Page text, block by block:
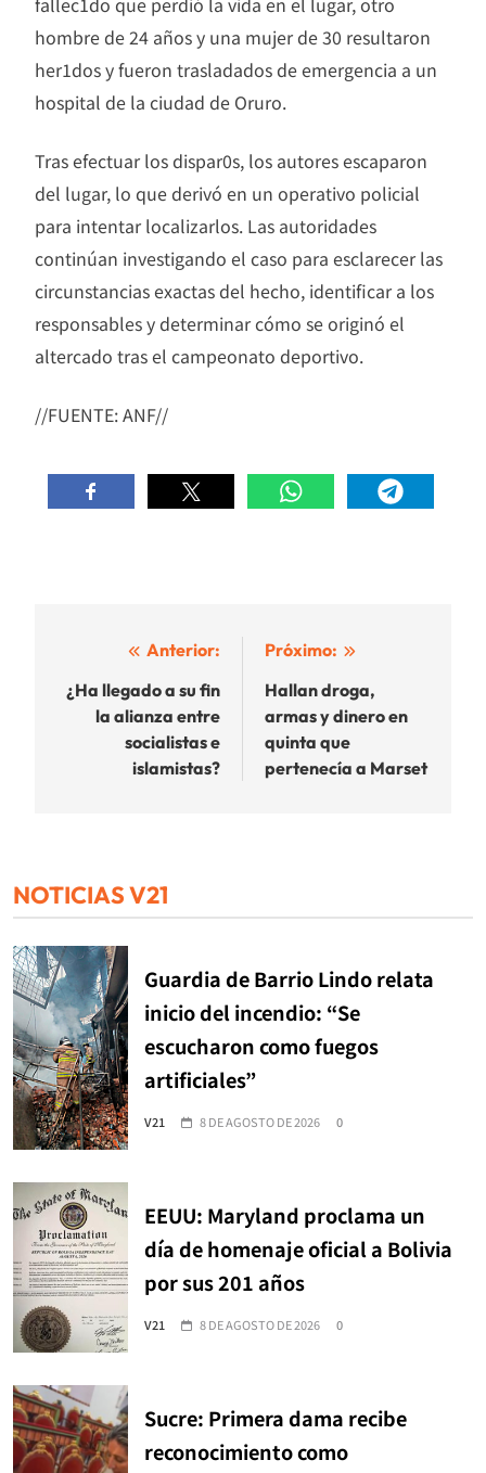
hombre de 24 años y una mujer de 30 resultaron
her1dos y fueron trasladados de emergencia a un
hospital de la ciudad de Oruro.
Tras efectuar los dispar0s, los autores escaparon
del lugar, lo que derivó en un operativo policial
para intentar localizarlos. Las autoridades
continúan investigando el caso para esclarecer las
circunstancias exactas del hecho, identificar a los
responsables y determinar cómo se originó el
altercado tras el campeonato deportivo.
//FUENTE: ANF//
Navegación
de
entradas
Anterior:
¿Ha llegado a su fin
la alianza entre
socialistas e
islamistas?
Próximo:
Hallan droga,
armas y dinero en
quinta que
pertenecía a Marset
NOTICIAS V21
Guardia de Barrio Lindo relata
inicio del incendio: “Se
escucharon como fuegos
artificiales”
V21 8 DE AGOSTO DE 2026 0
EEUU: Maryland proclama un
día de homenaje oficial a Bolivia
por sus 201 años
V21 8 DE AGOSTO DE 2026 0
Sucre: Primera dama recibe
reconocimiento como